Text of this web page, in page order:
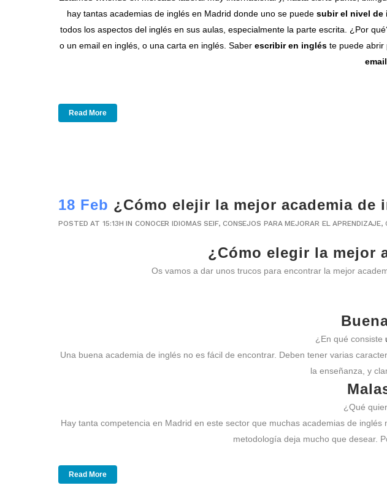
hay tantas academias de inglés en Madrid donde uno se puede subir el nivel de
todos los aspectos del inglés en sus aulas, especialmente la parte escrita. ¿Por
o un email en inglés, o una carta en inglés. Saber escribir en ingléste puede abrir
Read More
18 Feb ¿Cómo elejir la mejor academia de
POSTED AT 15:13H INCONOCER IDIOMAS SEIF, CONSEJOS PARA MEJORAR EL APRENDIZAJE,
¿Cómo elegir la mejor
Os vamos a dar unos trucos para encontrar la mejor
¿En qué consiste
Una buena academia de inglés no es fácil de encontrar. Deben tener varias
la enseñanza, y
¿Qué
Hay tanta competencia en Madrid en este sector que muchas academias de
metodología deja mucho que desear.
Read More